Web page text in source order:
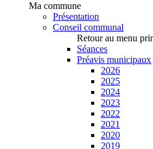
Ma commune
Présentation
Conseil communal
Retour au menu
Séances
Préavis municipaux
2026
2025
2024
2023
2022
2021
2020
2019